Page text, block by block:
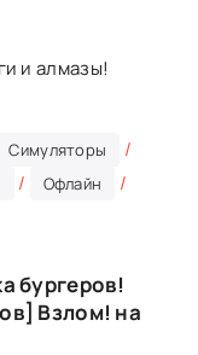
и алмазы!
Симуляторы /
/ Офлайн /
бургеров!
Взлом! на